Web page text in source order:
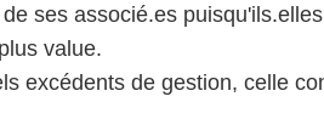
ses associé.es
value.
excédents de gestion, celle